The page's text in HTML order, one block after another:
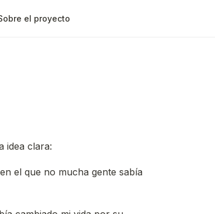
el proyecto
idea clara:
el que no mucha gente sabía